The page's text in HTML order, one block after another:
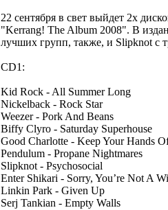
22 сентября в свет выйдет 2х
"Kerrang! The Album 2008". В
лучших групп, также, и Slipknot с
CD1:
Kid Rock - All Summer Long
Nickelback - Rock Star
Weezer - Pork And Beans
Biffy Clyro - Saturday Superhouse
Good Charlotte - Keep Your Hands
Pendulum - Propane Nightmares
Slipknot - Psychosocial
Enter Shikari - Sorry, You’re Not A
Linkin Park - Given Up
Serj Tankian - Empty Walls